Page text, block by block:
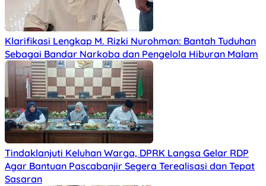
Klarifikasi Lengkap M. Rizki Nurohman: Bantah Tuduhan
Sebagai Bandar Narkoba dan Pengelola Hiburan Malam
Tindaklanjuti Keluhan Warga, DPRK Langsa Gelar RDP
Agar Bantuan Pascabanjir Segera Terealisasi dan Tepat
Sasaran